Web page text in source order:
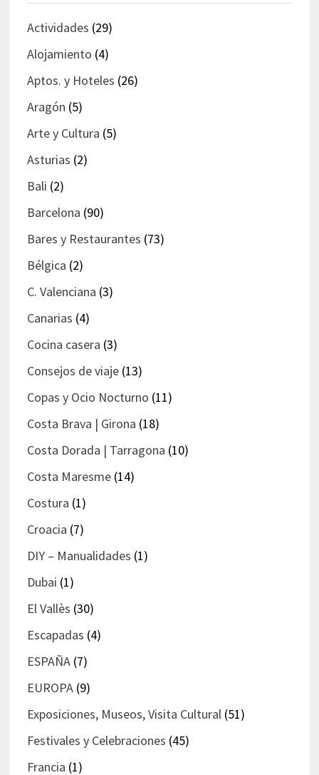
Actividades (29)
Alojamiento (4)
Aptos. y Hoteles (26)
Aragón (5)
Arte y Cultura (5)
Asturias (2)
Bali (2)
Barcelona (90)
Bares y Restaurantes (73)
Bélgica (2)
C. Valenciana (3)
Canarias (4)
Cocina casera (3)
Consejos de viaje(13)
Copas y Ocio Nocturno (11)
Costa Brava | Girona (18)
Costa Dorada | Tarragona (10)
Costa Maresme(14)
Costura (1)
Croacia (7)
DIY – Manualidades (1)
Dubai (1)
El Vallès (30)
Escapadas (4)
ESPAÑA(7)
EUROPA(9)
Exposiciones, Museos, Visita Cultural(51)
Festivales y Celebraciones (45)
Francia (1)